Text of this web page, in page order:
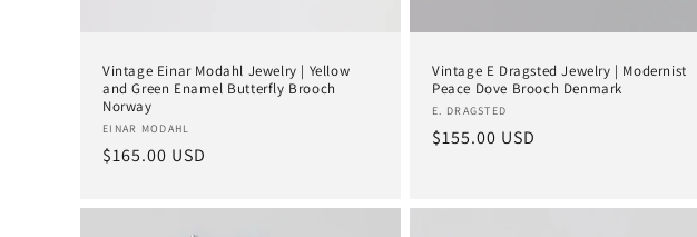
Vintage Einar Modahl Jewelry | Yellow
and Green Enamel Butterfly Brooch
Norway
Anbieter:
EINAR MODAHL
Normaler
$165.00 USD
Vintage E Dragsted Jewelry | Modernist
Peace Dove Brooch Denmark
Anbieter:
E. DRAGSTED
Normaler
$155.00 USD